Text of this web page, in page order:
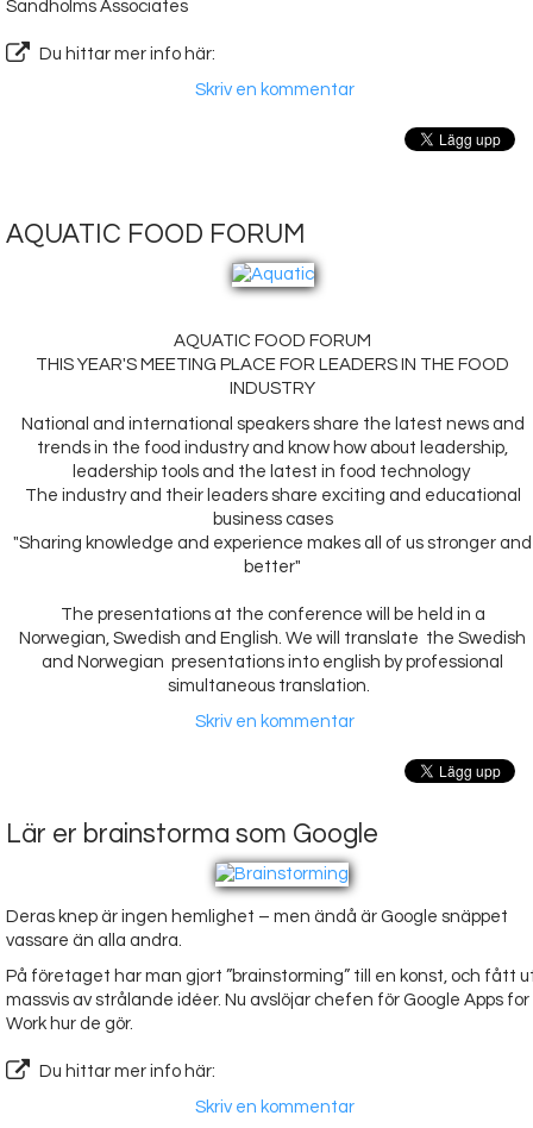
Sandholms Associates
Du hittar mer info här:
Skriv en kommentar
AQUATIC FOOD FORUM
AQUATIC FOOD FORUM
THIS YEAR'S MEETING PLACE FOR LEADERS IN THE FOOD
INDUSTRY
National and international speakers share the latest news and
trends in the food industry and know how about leadership,
leadership tools and the latest in food technology
The industry and their leaders share exciting and educational
business cases
"Sharing knowledge and experience makes all of us stronger and
better"
The presentations at the conference will be held in a
Norwegian, Swedish and English. We will translate the Swedish
and Norwegian presentations into english by professional
simultaneous translation.
Skriv en kommentar
Lär er brainstorma som Google
Deras knep är ingen hemlighet – men ändå är Google snäppet
vassare än alla andra.
På företaget har man gjort ”brainstorming” till en konst, och fått
massvis av strålande idéer. Nu avslöjar chefen för Google Apps for
Work hur de gör.
Du hittar mer info här:
Skriv en kommentar